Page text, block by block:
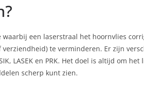
een laserstraal het hoornvlies
te verminderen. Er zijn
LASEK en PRK. Het doel is altijd om
scherp kunt zien.